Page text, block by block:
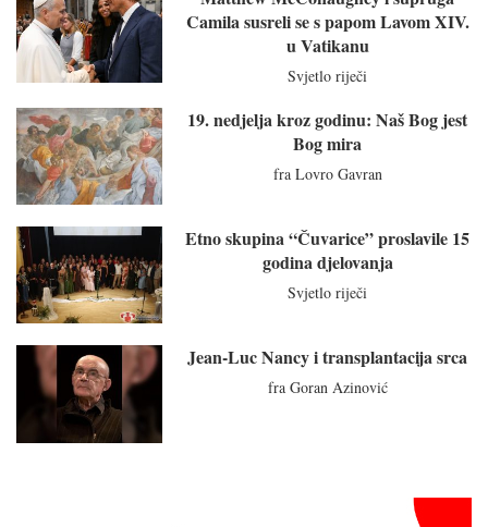
Camila susreli se s papom Lavom XIV.
u Vatikanu
Svjetlo riječi
19. nedjelja kroz godinu: Naš Bog jest
Bog mira
fra Lovro Gavran
Etno skupina “Čuvarice” proslavile 15
godina djelovanja
Svjetlo riječi
Jean-Luc Nancy i transplantacija srca
fra Goran Azinović